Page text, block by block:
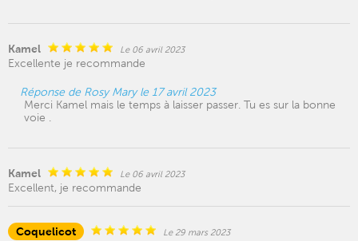
Kamel Le 06 avril 2023
Excellente je recommande
Réponse de Rosy Mary le 17 avril 2023
Merci Kamel mais le temps à laisser passer. Tu es sur la bonne
voie .
Kamel Le 06 avril 2023
Excellent, je recommande
Coquelicot Le 29 mars 2023